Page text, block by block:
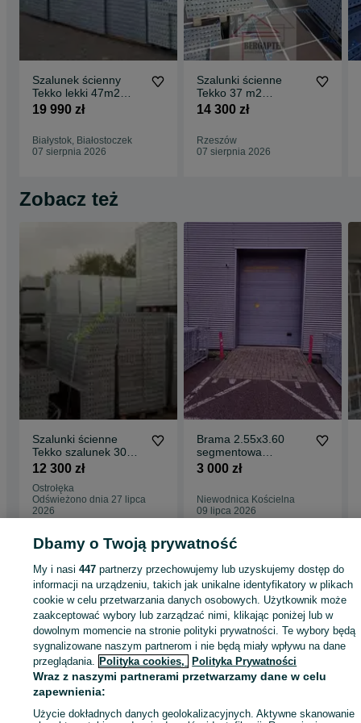
Szalunek ścienny
Tekko lekki 47m2
fundamentowy
19 990 zł
Białystok, Białostoczek
07 sierpnia 2026
Szalunki ścienne
Tekko 37 m2
fundamentowe tanie
14 300 zł
Rzeszów
07 sierpnia 2026
Zobacz też
Szalunki ścienne
Tekko szalunek 30
m2 fundamentowe
12 300 zł
Ostrołęka
Odświeżono dnia 27 lipca
2026
Brama 2.55x3.60
segmentowa
elektryczna panelowa
3 000 zł
Niewodnica Kościelna
09 lipca 2026
Strona główna Budowa i Remont Stemple i szalunki Szalunki
Szalunki -
Mazowieckie
Szalunki - Ostrołęka
KATEGORIA
919323856 Wyświetlenia:
Zadzwoń / SMS Wyślij wiadomość
Dbamy o Twoją prywatność
My i nasi447 partnerzy przechowujemy lub uzyskujemy dostęp do
informacji na urządzeniu, takich jak unikalne identyfikatory w plikach
cookie w celu przetwarzania danych osobowych. Użytkownik może
zaakceptować wybory lub zarządzać nimi, klikając poniżej lub w
dowolnym momencie na stronie polityki prywatności. Te wybory będą
sygnalizowane naszym partnerom i nie będą miały wpływu na dane
przeglądania. Polityka cookies, Polityka Prywatności
Wraz z naszymi partnerami przetwarzamy dane w celu
zapewnienia:
Użycie dokładnych danych geolokalizacyjnych. Aktywne skanowanie